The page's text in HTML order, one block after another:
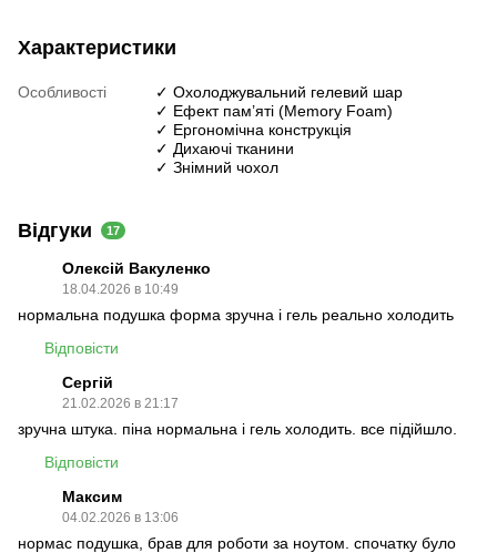
Характеристики
Особливості
✓ Охолоджувальний гелевий шар
✓ Ефект пам’яті (Memory Foam)
✓ Ергономічна конструкція
✓ Дихаючі тканини
✓ Знімний чохол
Відгуки 17
Олексій Вакуленко
18.04.2026 в 10:49
нормальна подушка форма зручна і гель реально холодить
Відповісти
Сергій
21.02.2026 в 21:17
зручна штука. піна нормальна і гель холодить. все підійшло.
Відповісти
Максим
04.02.2026 в 13:06
нормас подушка, брав для роботи за ноутом. спочатку було